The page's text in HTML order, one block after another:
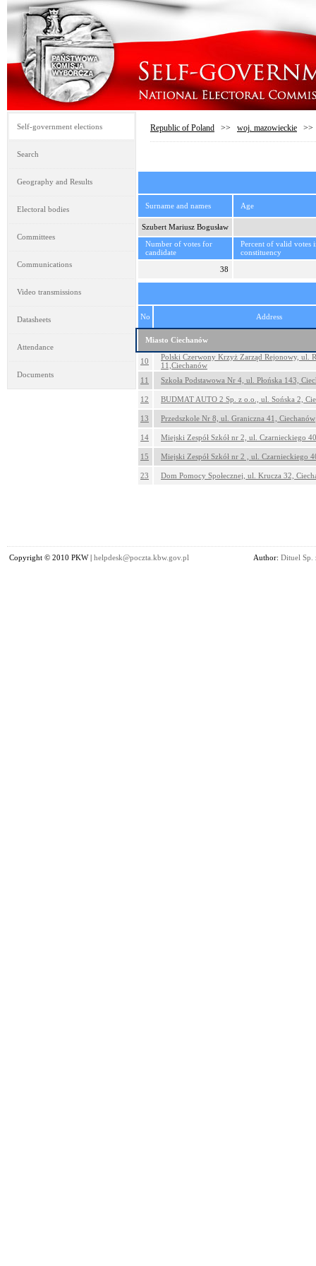
Self-government elections
Search
Geography and Results
Electoral bodies
Committees
Communications
Video transmissions
Datasheets
Attendance
Documents
Republic of Poland >> woj. mazowieckie
Surname and names Age
Szubert Mariusz Bogusław
Number of votes for
candidate
Percent of valid votes
constituency
38
No Address
Miasto Ciechanów
10
Polski Czerwony Krzyż Zarząd Rejonowy, ul.
11,Ciechanów
11
Szkoła Podstawowa Nr 4, ul. Płońska 143,
12 BUDMAT AUTO 2 Sp. z o.o., ul. Sońska 2,
13 Przedszkole Nr 8, ul. Graniczna 41, Ciechanów
14 Miejski Zespół Szkół nr 2, ul. Czarnieckiego
15 Miejski Zespół Szkół nr 2 , ul. Czarnieckiego
23 Dom Pomocy Społecznej, ul. Krucza 32,
Copyright © 2010 PKW | helpdesk@poczta.kbw.gov.pl Author: Dituel Sp.